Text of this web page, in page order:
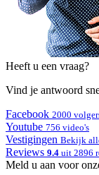
Heeft u een vraag?
Vind je antwoord
Facebook 2000
Youtube 756 video's
Vestigingen Bekijk
Reviews 9.4 uit 2896
Meld u aan voor